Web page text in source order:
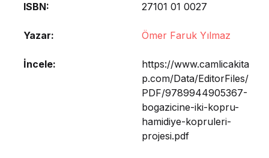
ISBN 27101 01 0027
Yazar Ömer Faruk Yılmaz
İncele
https://www.camlicakita
p.com/Data/EditorFiles/
PDF/9789944905367-
bogazicine-iki-kopru-
hamidiye-kopruleri-
projesi.pdf